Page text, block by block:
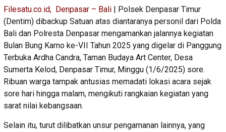
Filesatu.co.id, Denpasar – Bali | Polsek Denpasar Timur
(Dentim) dibackup Satuan atas diantaranya personil dari Polda
Bali dan Polresta Denpasar mengamankan jalannya kegiatan
Bulan Bung Karno ke-VII Tahun 2025 yang digelar di Panggung
Terbuka Ardha Candra, Taman Budaya Art Center, Desa
Sumerta Kelod, Denpasar Timur, Minggu (1/6/2025) sore.
Ribuan warga tampak antusias memadati lokasi acara sejak
sore hari hingga malam, mengikuti rangkaian kegiatan yang
sarat nilai kebangsaan.
Selain itu, turut dilibatkan unsur pengamanan lainnya, yang